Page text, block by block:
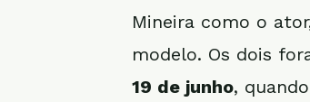
Mineira como o
modelo. Os dois
19 de junho,